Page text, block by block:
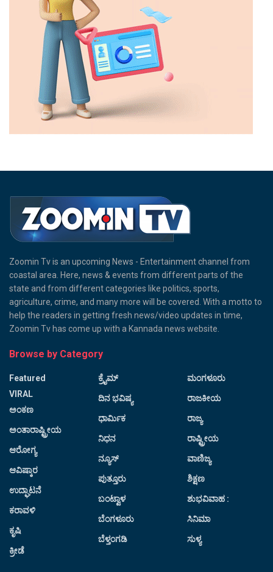
Zoomin Tv is an upcoming News - Entertainment channel from
coastal area. Here, news & events from different parts of the
state and from different categories like politics, sports,
agriculture, crime, and many more will be covered. With a motto to
help the readers in getting fresh news/video updates in time,
Zoomin Tv has come up with a Kannada news website.
Browse by Category
Featured
VIRAL
ಅಂಕಣ
ಅಂತಾರಾಷ್ಟ್ರೀಯ
ಆರೋಗ್ಯ
ಆವಿಷ್ಕಾರ
ಉದ್ಘಾಟನೆ
ಕರಾವಳಿ
ಕೃಷಿ
ಕ್ರೀಡೆ
ಕ್ರೈಮ್
ದಿನ ಭವಿಷ್ಯ
ಧಾರ್ಮಿಕ
ನಿಧನ
ನ್ಯೂಸ್
ಪುತ್ತೂರು
ಬಂಟ್ವಾಳ
ಬೆಂಗಳೂರು
ಬೆಳ್ತಂಗಡಿ
ಮಂಗಳೂರು
ರಾಜಕೀಯ
ರಾಜ್ಯ
ರಾಷ್ಟ್ರೀಯ
ವಾಣಿಜ್ಯ
ಶಿಕ್ಷಣ
ಶುಭವಿವಾಹ :
ಸಿನಿಮಾ
ಸುಳ್ಯ